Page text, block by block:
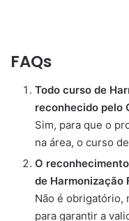
FAQs
Todo curso de
reconhecido pelo
Sim, para que o
na área, o curso
O
de Harmonização
Não é obrigatório,
para garantir a